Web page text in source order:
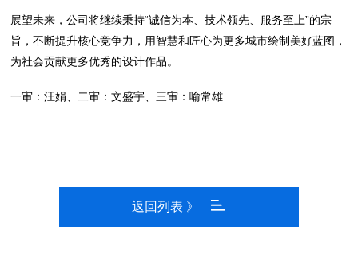
展望未来，公司将继续秉持“诚信为本、技术领先、服务至上”的宗
旨，不断提升核心竞争力，用智慧和匠心为更多城市绘制美好蓝图，
为社会贡献更多优秀的设计作品。
一审：汪娟、二审：文盛宇、三审：喻常雄
返回列表 》